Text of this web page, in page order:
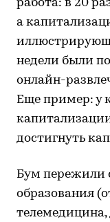
работа: в 20
а
недели были
онлайн-
Еще пример: у
капитализации
достигнуть
Бум пережили
образования
телемедицина,